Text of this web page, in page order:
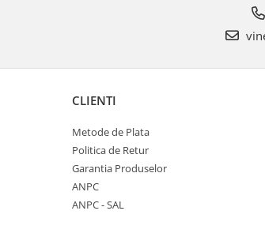
CLIENTI
Metode de Plata
Politica de Retur
Garantia Produselor
ANPC
ANPC - SAL